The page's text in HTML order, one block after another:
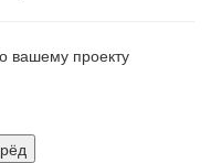
вашему проекту